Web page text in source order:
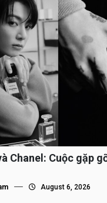
Chanel: Cuộc gặp
August 6, 2026